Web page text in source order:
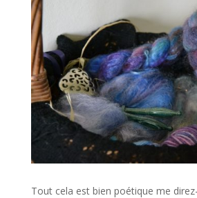
Tout cela est bien poétique me